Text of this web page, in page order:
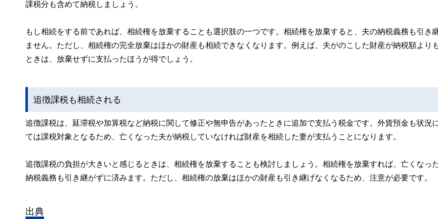
課税分も含めて納税しましょう。
もし相続をする前であれば、相続権を放棄することも選択肢の一つです。相続権を放棄すると、夫の納税義務も引き
ません。ただし、相続権の完全放棄はほかの財産も相続できなくなります。例えば、夫がのこした財産が納税額より
ときは、放棄せずに支払ったほうが得でしょう。
追徴課税も相続される
追徴課税は、延滞税や加算税など納税に関して修正や無申告があったときに追加で支払う税金です。外貨預金も状況
ては課税対象となるため、亡くなった夫が納税していなければ財産を相続した妻が支払うことになります。
追徴課税の負担が大きいと感じるときは、相続権を放棄することも検討しましょう。相続権を放棄すれば、亡くなっ
納税義務も引き継がずに済みます。ただし、相続権の放棄はほかの財産も引き継げなくなるため、注意が必要です。
出典